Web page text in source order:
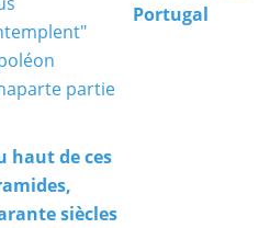
haut de ces
siècles
Portugal